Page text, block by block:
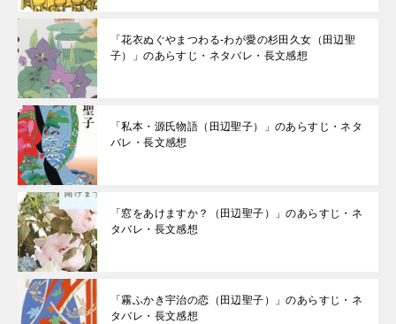
「花衣ぬぐやまつわる-わが愛の杉田久女（田辺聖
子）」のあらすじ・ネタバレ・長文感想
「私本・源氏物語（田辺聖子）」のあらすじ・ネタ
バレ・長文感想
「窓をあけますか？（田辺聖子）」のあらすじ・ネ
タバレ・長文感想
「霧ふかき宇治の恋（田辺聖子）」のあらすじ・ネ
タバレ・長文感想